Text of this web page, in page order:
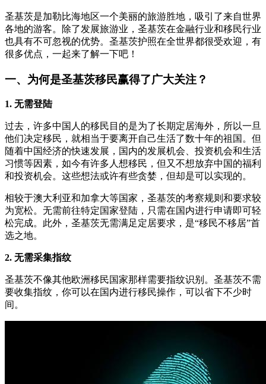
圣基茨是加勒比海地区一个美丽的旅游胜地，吸引了来自世界
各地的游客。除了发展旅游业，圣基茨在金融行业和移民行业
也具有不可忽视的优势。圣基茨护照在全世界都很受欢迎，有
很多优点，一起来了解一下吧！
一、为何是圣基茨移民赢得了广大关注？
1. 无需登陆
过去，许多中国人的移民目的是为了长期定居海外，所以一旦
他们决定移民，就相当于要离开自己生活了数十年的祖国。但
随着中国经济的快速发展，国内的发展机会、投资机会和生活
习惯等因素，如今有许多人想移民，但又不想放弃中国的福利
和投资机会。这些想法或许有些贪婪，但却是可以实现的。
相较于澳大利亚和加拿大等国家，圣基茨的考察规则和要求较
为宽松。无需前往特定国家登陆，只需在国内进行申请即可轻
松完成。此外，圣基茨无需满足定居要求，是“移民不移居”首
选之地。
2. 无需采集指纹
圣基茨不像其他欧洲移民国家那样需要指纹识别。圣基茨不需
要收集指纹，你可以在国内进行移民操作，可以省下不少时
间。